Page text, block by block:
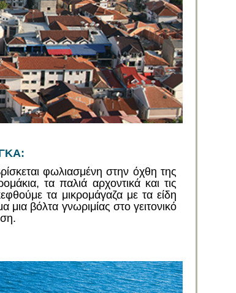
φωλιασμένη στην όχθη της
τα παλιά αρχοντικά και τις
τα μικρομάγαζα με τα είδη
βόλτα γνωριμίας στο γειτονικό